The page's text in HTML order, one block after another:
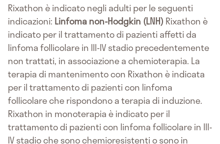
Rixathon è indicato negli adulti per le seguenti
indicazioni: Linfoma non-Hodgkin (LNH) Rixathon è
indicato per il trattamento di pazienti affetti da
linfoma follicolare in III-IV stadio precedentemente
non trattati, in associazione a chemioterapia. La
terapia di mantenimento con Rixathon è indicata
per il trattamento di pazienti con linfoma
follicolare che rispondono a terapia di induzione.
Rixathon in monoterapia è indicato per il
trattamento di pazienti con linfoma follicolare in III-
IV stadio che sono chemioresistenti o sono in